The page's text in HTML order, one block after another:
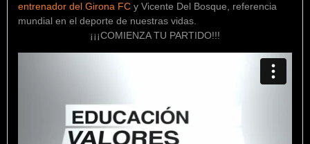
entrenador del Girona FC y Vicente Del Bosque, referencia
mundial en el deporte de nuestras vidas.
¡¡¡COMIENZA TU PARTIDO!!!